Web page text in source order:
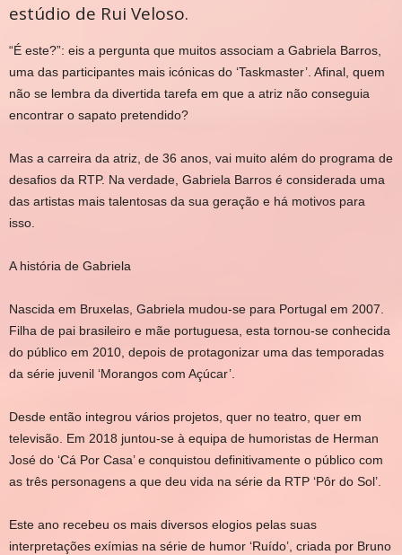
estúdio de Rui Veloso.
“É este?”: eis a pergunta que muitos associam a Gabriela Barros,
uma das participantes mais icónicas do ‘Taskmaster’. Afinal, quem
não se lembra da divertida tarefa em que a atriz não conseguia
encontrar o sapato pretendido?
Mas a carreira da atriz, de 36 anos, vai muito além do programa de
desafios da RTP. Na verdade, Gabriela Barros é considerada uma
das artistas mais talentosas da sua geração e há motivos para
isso.
A história de Gabriela
Nascida em Bruxelas, Gabriela mudou-se para Portugal em 2007.
Filha de pai brasileiro e mãe portuguesa, esta tornou-se conhecida
do público em 2010, depois de protagonizar uma das temporadas
da série juvenil ‘Morangos com Açúcar’.
Desde então integrou vários projetos, quer no teatro, quer em
televisão. Em 2018 juntou-se à equipa de humoristas de Herman
José do ‘Cá Por Casa’ e conquistou definitivamente o público com
as três personagens a que deu vida na série da RTP ‘Pôr do Sol’.
Este ano recebeu os mais diversos elogios pelas suas
interpretações exímias na série de humor ‘Ruído’, criada por Bruno